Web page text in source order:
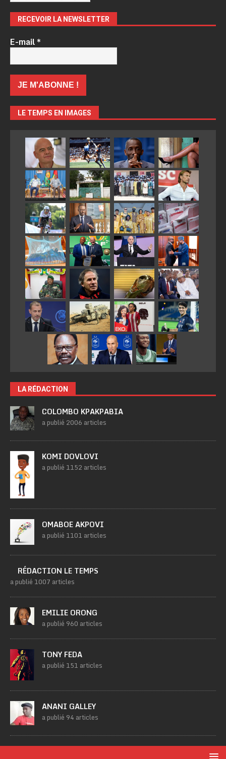
RECEVOIR LA NEWSLETTER
E-mail*
LE TEMPS EN IMAGES
LA RÉDACTION
COLOMBO KPAKPABIA
a publié 2006 articles
KOMI DOVLOVI
a publié 1152 articles
OMABOE AKPOVI
a publié 1101 articles
RÉDACTION LE TEMPS
a publié 1007 articles
EMILIE ORONG
a publié 960 articles
TONY FEDA
a publié 151 articles
ANANI GALLEY
a publié 94 articles